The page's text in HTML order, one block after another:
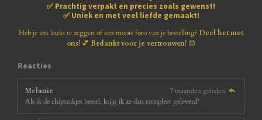
1
8
r
✅ Prachtig verpakt en precies zoals gewenst!
✅ Uniek en met veel liefde gemaakt!
Heb je iets leuks te zeggen of een mooie foto van je bestelling? Deel het met
ons!💕 Bedankt voor je vertrouwen!😊
Reacties
Melanie
7 maanden geleden
Als ik de chipszakjes bestel, krijg ik ze dan compleet geleverd?